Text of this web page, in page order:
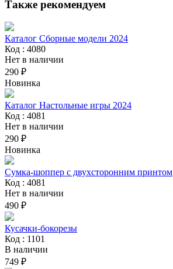
Также рекомендуем
Каталог Сборные модели 2024
Код : 4080
Нет в наличии
290 ₽
Новинка
Каталог Настольные игры 2024
Код : 4081
Нет в наличии
290 ₽
Новинка
Сумка-шоппер с двухсторонним принтом
Код : 4081
Нет в наличии
490 ₽
Кусачки-бокорезы
Код : 1101
В наличии
749 ₽